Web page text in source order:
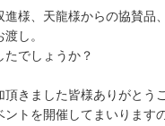
進様、天龍様からの協賛品
し。
でしょうか？
きました皆様ありがとう
ントを開催してまいります